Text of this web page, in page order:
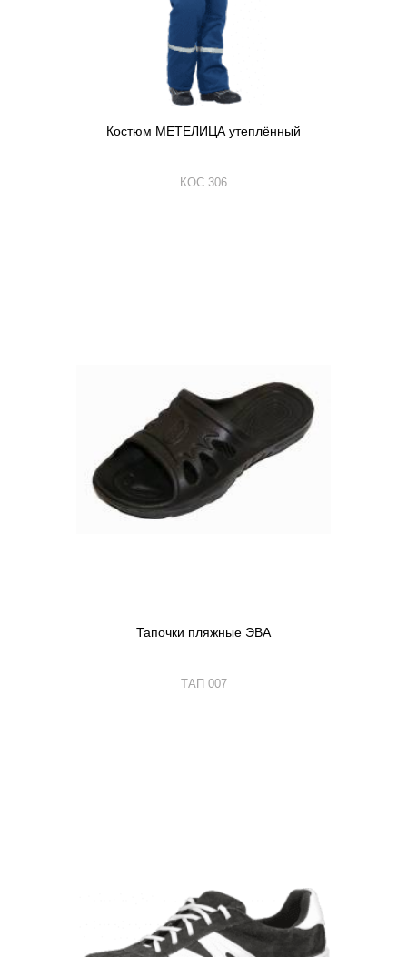
Костюм МЕТЕЛИЦА утеплённый
КОС 306
Тапочки пляжные ЭВА
ТАП 007